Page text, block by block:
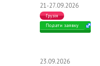
21-27.09.2026
Грузія
Подати заявку
23.09.2026